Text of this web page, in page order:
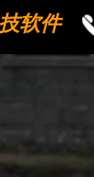
软件